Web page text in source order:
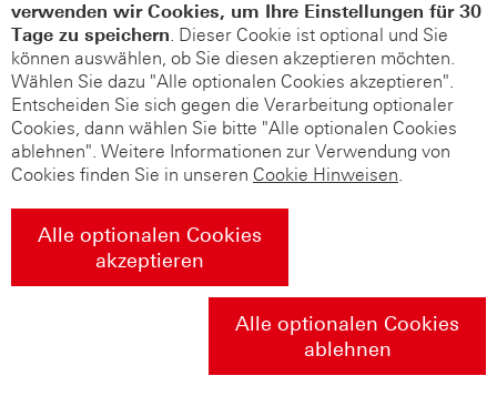
verwenden wir Cookies, um Ihre Einstellungen für 30
Tage zu speichern. Dieser Cookie ist optional und Sie
können auswählen, ob Sie diesen akzeptieren möchten.
Wählen Sie dazu "Alle optionalen Cookies akzeptieren".
Entscheiden Sie sich gegen die Verarbeitung optionaler
Cookies, dann wählen Sie bitte "Alle optionalen Cookies
ablehnen". Weitere Informationen zur Verwendung von
Cookies finden Sie in unseren Cookie Hinweisen.
Alle optionalen Cookies
akzeptieren
Alle optionalen Cookies
ablehnen